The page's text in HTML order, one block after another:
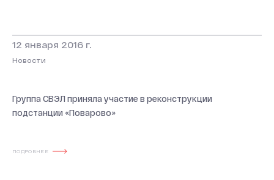
ПОДРОБНЕЕ
12 января 2016 г.
Новости
Группа СВЭЛ приняла участие в реконструкции
подстанции «Поварово»